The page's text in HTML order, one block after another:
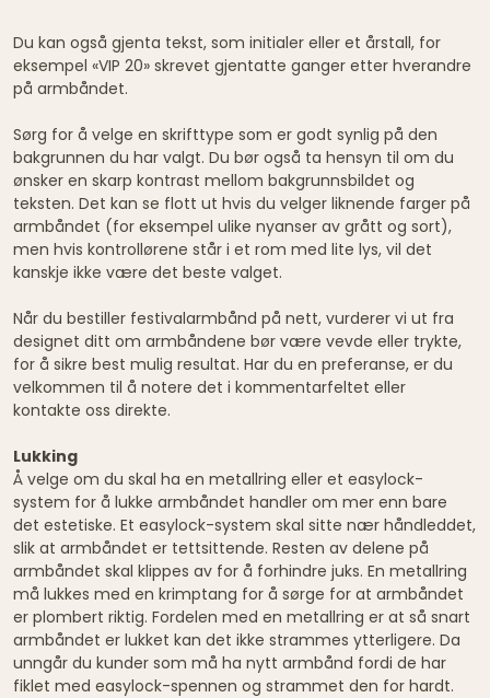
Du kan også gjenta tekst, som initialer eller et årstall, for
eksempel «VIP 20» skrevet gjentatte ganger etter hverandre
på armbåndet.
Sørg for å velge en skrifttype som er godt synlig på den
bakgrunnen du har valgt. Du bør også ta hensyn til om du
ønsker en skarp kontrast mellom bakgrunnsbildet og
teksten. Det kan se flott ut hvis du velger liknende farger på
armbåndet (for eksempel ulike nyanser av grått og sort),
men hvis kontrollørene står i et rom med lite lys, vil det
kanskje ikke være det beste valget.
Når du bestiller festivalarmbånd på nett, vurderer vi ut fra
designet ditt om armbåndene bør være vevde eller trykte,
for å sikre best mulig resultat. Har du en preferanse, er du
velkommen til å notere det i kommentarfeltet eller
kontakte oss direkte.
Lukking
Å velge om du skal ha en metallring eller et easylock-
system for å lukke armbåndet handler om mer enn bare
det estetiske. Et easylock-system skal sitte nær håndleddet,
slik at armbåndet er tettsittende. Resten av delene på
armbåndet skal klippes av for å forhindre juks. En metallring
må lukkes med en krimptang for å sørge for at armbåndet
er plombert riktig. Fordelen med en metallring er at så snart
armbåndet er lukket kan det ikke strammes ytterligere. Da
unngår du kunder som må ha nytt armbånd fordi de har
fiklet med easylock-spennen og strammet den for hardt.